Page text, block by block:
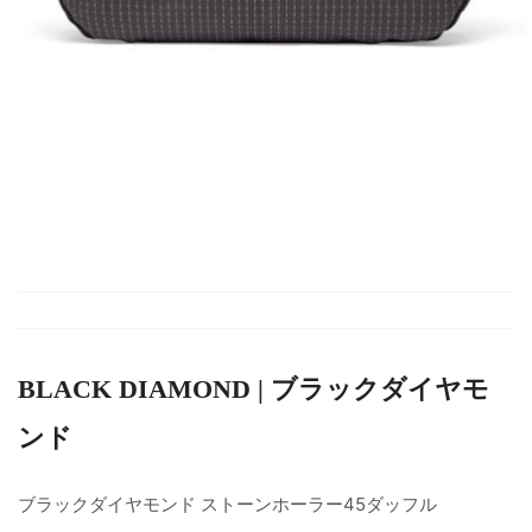
BLACK DIAMOND | ブラックダイヤモ
ンド
ブラックダイヤモンド ストーンホーラー45ダッフル